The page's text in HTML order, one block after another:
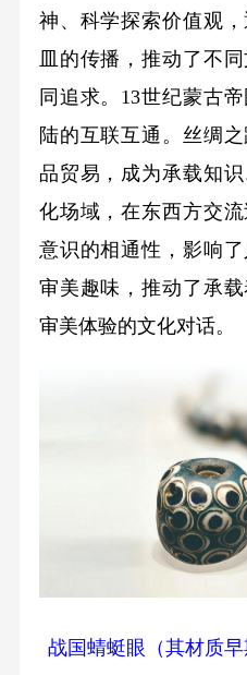
神、科学探索价值观
皿的传播，推动了不
同追求。13世纪蒙古
陆的互联互通。丝绸
品贸易，成为承载知
化场域，在东西方交
意识的相通性，影响
审美趣味，推动了承
审美体验的文化对话。
战国蜻蜓眼（其材质